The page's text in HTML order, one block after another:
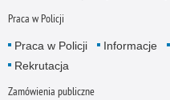
Praca w Policji
Praca w Policji Informacje
Rekrutacja
Zamówienia publiczne